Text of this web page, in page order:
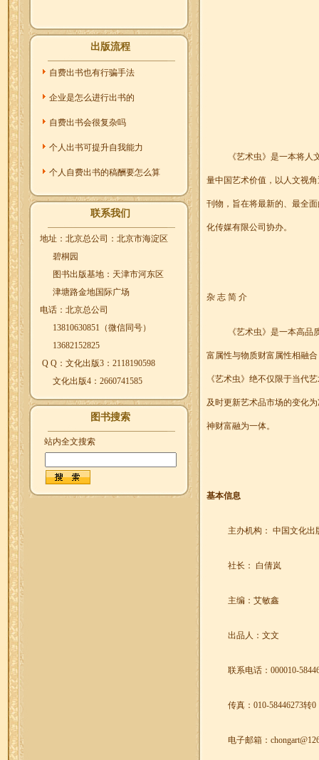
出版流程
自费出书也有行骗手法
企业是怎么进行出书的
自费出书会很复杂吗
个人出书可提升自我能力
个人自费出书的稿酬要怎么算
联系我们
地址：北京总公司：北京市海淀区
碧桐园
图书出版基地：天津市河东区
津塘路金地国际广场
电话：北京总公司
13810630851（微信同号）
13682152825
Q Q：文化出版3：2118190598
文化出版4：2660741585
图书搜索
站内全文搜索
《艺术虫》是一本将
量中国艺术价值，以人文视
刊物，旨在将最新的、最全
化传媒有限公司协办。
杂 志 简 介
《艺术虫》是一本高
富属性与物质财富属性相融
《艺术虫》绝不仅限于当代
及时更新艺术品市场的变化
神财富融为一体。
基本信息
主办机构： 中国文化出
社长： 白倩岚
主编：艾敏鑫
出品人：文文
联系电话： 000010-
传真： 010-58446273转0
电子邮箱：